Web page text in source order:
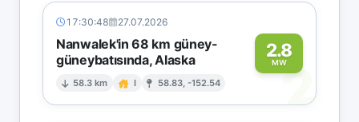
17:30:48 27.07.2026
Nanwalek'in 68 km güney-
güneybatısında, Alaska
58.3 km I 58.83, -152.54
2.8
MW2